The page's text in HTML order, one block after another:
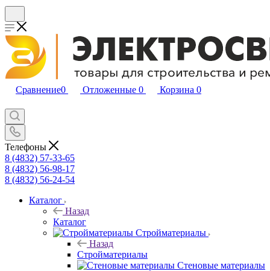
Сравнение0 Отложенные 0 Корзина 0
Телефоны
8 (4832) 57-33-65
8 (4832) 56-98-17
8 (4832) 56-24-54
Каталог
Назад
Каталог
Стройматериалы
Назад
Стройматериалы
Стеновые материалы